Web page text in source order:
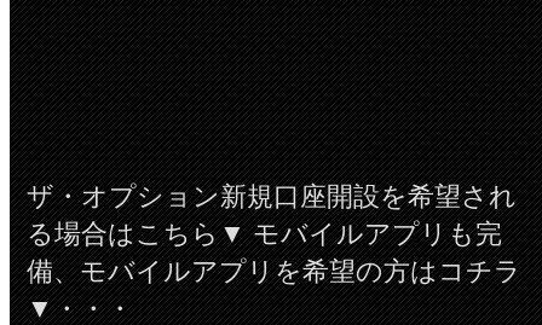
ザ・オプション新規口座開設を希望され
る場合はこちら▼ モバイルアプリも完
備、モバイルアプリを希望の方はコチラ
▼・・・